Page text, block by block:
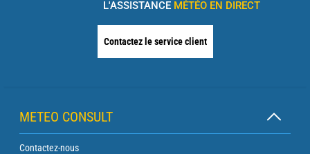
L'ASSISTANCE MÉTÉO EN DIRECT
Contactez le service client
METEO CONSULT
Contactez-nous